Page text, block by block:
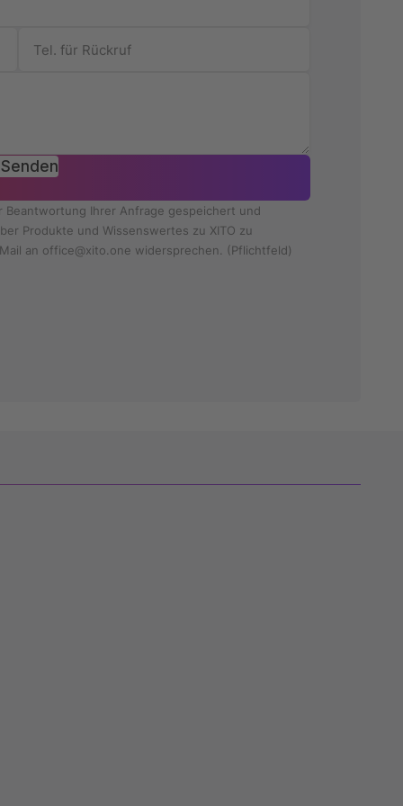
Senden
Beantwortung Ihrer Anfrage gespeichert und
Produkte und Wissenswertes zu XITO zu
an office@xito.one widersprechen. (Pflichtfeld)